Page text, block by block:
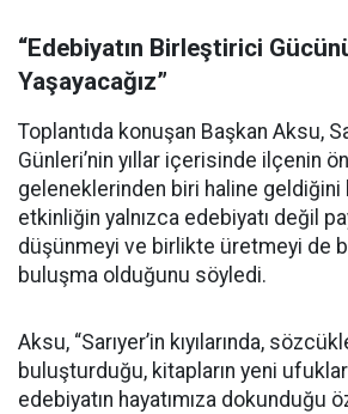
“Edebiyatın Birleştirici
Yaşayacağız”
Toplantıda konuşan Başkan Aksu,
Günleri’nin yıllar içerisinde ilçenin
geleneklerinden biri haline
etkinliğin yalnızca edebiyatı değil
düşünmeyi ve birlikte üretmeyi de
buluşma olduğunu söyledi.
Aksu, “Sarıyer’in kıyılarında,
buluşturduğu, kitapların yeni ufuklar
edebiyatın hayatımıza dokunduğu